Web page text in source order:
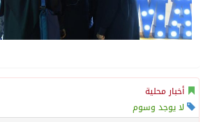
أخبار محلية
لا يوجد وسوم